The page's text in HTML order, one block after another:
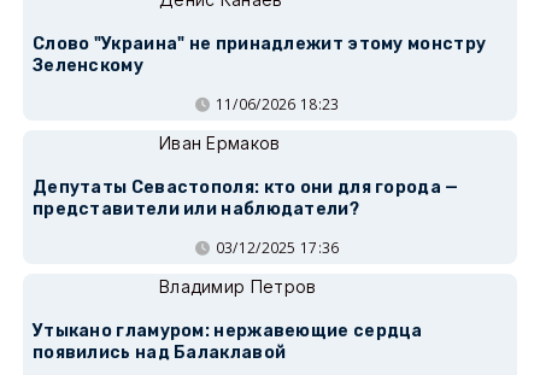
Слово "Украина" не принадлежит этому монстру
Зеленскому
11/06/2026 18:23
Иван Ермаков
Депутаты Севастополя: кто они для города —
представители или наблюдатели?
03/12/2025 17:36
Владимир Петров
Утыкано гламуром: нержавеющие сердца
появились над Балаклавой